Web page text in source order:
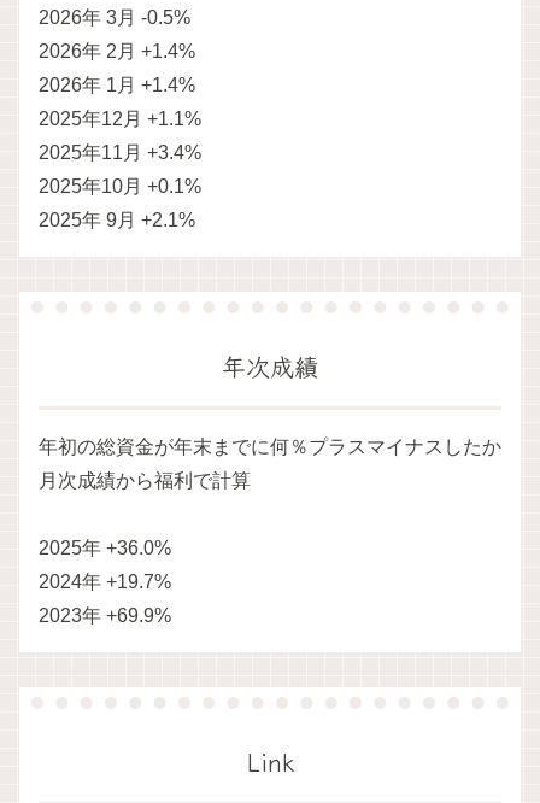
2026年 3月 -0.5%
2026年 2月 +1.4%
2026年 1月 +1.4%
2025年12月 +1.1%
2025年11月 +3.4%
2025年10月 +0.1%
2025年 9月 +2.1%
年次成績
年初の総資金が年末までに何％プラスマイナスしたか
月次成績から福利で計算
2025年 +36.0%
2024年 +19.7%
2023年 +69.9%
Link